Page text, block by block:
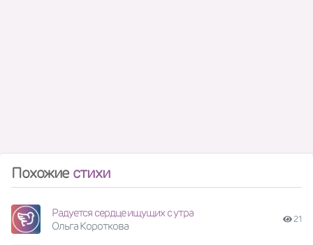
Похожие стихи
Радуется сердце ищущих с утра
Ольга Короткова
21